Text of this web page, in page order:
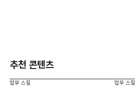
추천 콘텐츠
업무 스킬 업무 스킬